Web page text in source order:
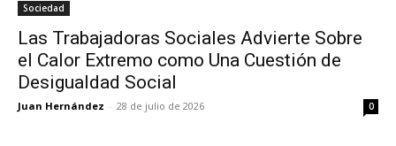
Sociedad
Las Trabajadoras Sociales Advierte Sobre
el Calor Extremo como Una Cuestión de
Desigualdad Social
Juan Hernández - 28 de julio de 2026 0